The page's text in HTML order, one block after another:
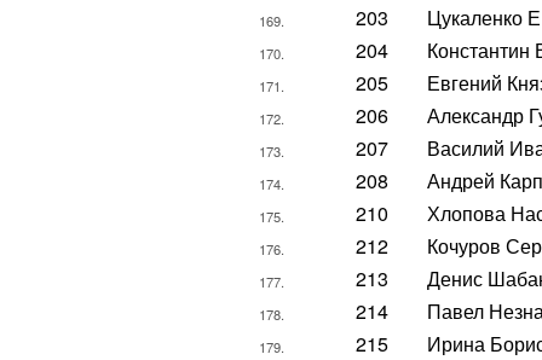
169. 203 Цукаленко
170. 204 Константин
171. 205 Евгений
172. 206 Александр
173. 207 Василий
174. 208 Андрей
175. 210 Хлопова
176. 212 Кочуров
177. 213 Денис
178. 214 Павел
179. 215 Ирина